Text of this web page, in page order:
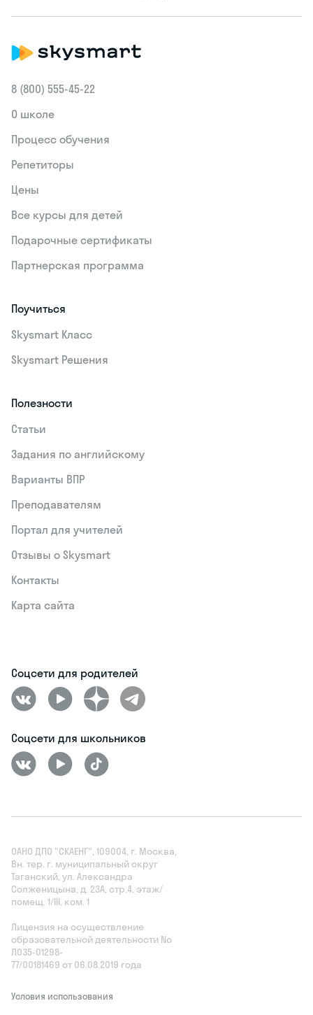
8 (800) 555‑45-22
О школе
Процесс обучения
Репетиторы
Цены
Все курсы для детей
Подарочные сертификаты
Партнерская программа
Поучиться
Skysmart Класс
Skysmart Решения
Полезности
Статьи
Задания по английскому
Варианты ВПР
Преподавателям
Портал для учителей
Отзывы о Skysmart
Контакты
Карта сайта
Соцсети для родителей
Соцсети для школьников
ОАНО ДПО "СКАЕНГ", 109004, г. Москва,
Вн. тер. г. муниципальный округ
Таганский, ул. Александра
Солженицына, д. 23А, стр.4, этаж/
помещ. 1/III, ком. 1
Лицензия на осуществление
образовательной деятельности No
Л035‑01298-
77/00181469 от 06.08.2019 года
Условия использования